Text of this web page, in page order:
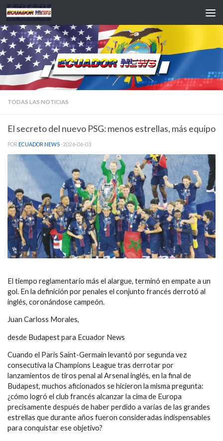
Saltar al contenido
TODAS LAS NOTICIAS
El secreto del nuevo PSG: menos estrellas, más equipo
POR ECUADOR NEWS · 2026-06-03
El tiempo reglamentario más el alargue, terminó en empate a un
gol. En la definición por penales el conjunto francés derrotó al
inglés, coronándose campeón.
Juan Carloss Morales,
desde Budapest para Ecuador News
Cuando el Paris Saint-Germain levantó por segunda vez
consecutiva la Champions League tras derrotar por
lanzamientos de tiros penal al Arsenal inglés, en la final de
Budapest, muchos aficionados se hicieron la misma pregunta:
¿cómo logró el club francés alcanzar la cima de Europa
precisamente después de haber perdido a varias de las grandes
estrellas que durante años fueron consideradas indispensables
para conquistar ese objetivo?